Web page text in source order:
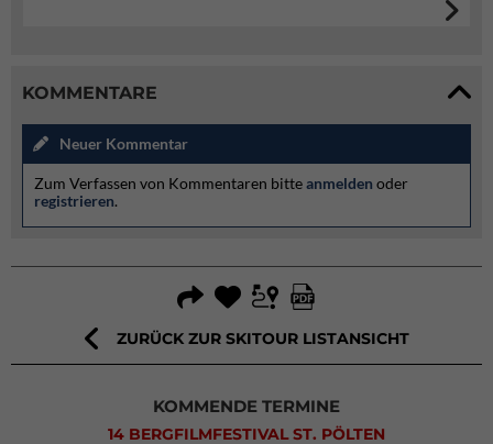
KOMMENTARE
Neuer Kommentar
Zum Verfassen von Kommentaren bitteanmelden oder
registrieren.
ZURÜCK ZUR SKITOUR LISTANSICHT
KOMMENDE TERMINE
14 BERGFILMFESTIVAL ST. PÖLTEN